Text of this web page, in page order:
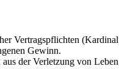
Vertragspflichten
Gewinn.
der Verletzung von